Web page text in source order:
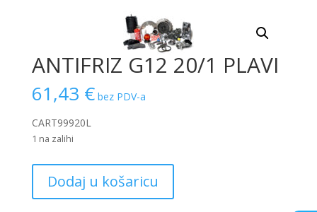
ANTIFRIZ G12 20/1 PLAVI
61,43 € bez PDV-a
CART99920L
1 na zalihi
G12
20/1
Dodaj u košaricu